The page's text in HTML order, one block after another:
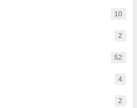
10
2
52
4
2